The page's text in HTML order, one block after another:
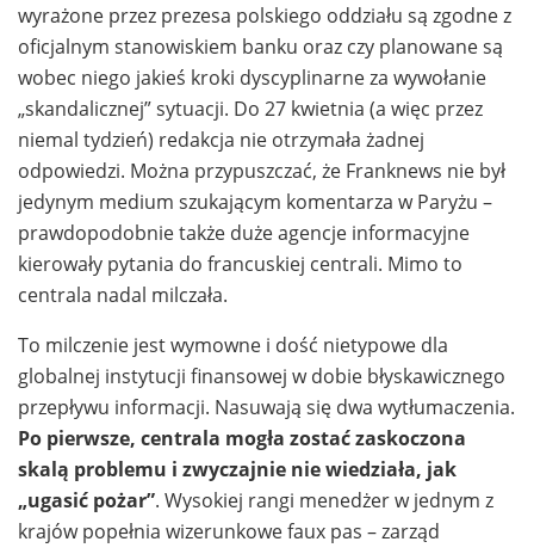
wyrażone przez prezesa polskiego oddziału są zgodne z
oficjalnym stanowiskiem banku oraz czy planowane są
wobec niego jakieś kroki dyscyplinarne za wywołanie
„skandalicznej” sytuacji. Do 27 kwietnia (a więc przez
niemal tydzień) redakcja nie otrzymała żadnej
odpowiedzi. Można przypuszczać, że Franknews nie był
jedynym medium szukającym komentarza w Paryżu –
prawdopodobnie także duże agencje informacyjne
kierowały pytania do francuskiej centrali. Mimo to
centrala nadal milczała.
To milczenie jest wymowne i dość nietypowe dla
globalnej instytucji finansowej w dobie błyskawicznego
przepływu informacji. Nasuwają się dwa wytłumaczenia.
Po pierwsze, centrala mogła zostać zaskoczona
skalą problemu i zwyczajnie nie wiedziała, jak
„ugasić pożar”. Wysokiej rangi menedżer w jednym z
krajów popełnia wizerunkowe faux pas – zarząd